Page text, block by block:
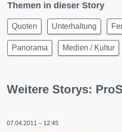
Themen in dieser Story
Quoten Unterhaltung
Panorama Medien / Kultur
Weitere Storys:
07.04.2011 – 12:45